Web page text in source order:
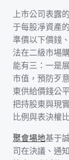
上市公司表露
于每股凈資產
準價以下價錢
法在二級市場
能有三：一是
市值，預防歹
東供給價錢公
把持股東與現
比例與表決權
聚會場地基于
司在決議、通